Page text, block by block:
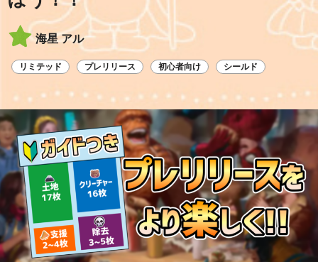
海星 アル
リミテッド プレリリース 初心者向け シールド